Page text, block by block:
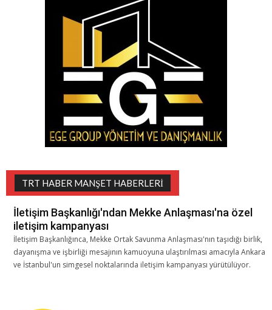
TRT HABER MANŞET HABERLERI
İletişim Başkanlığı'ndan Mekke Anlaşması'na özel
iletişim kampanyası
İletişim Başkanlığınca, Mekke Ortak Savunma Anlaşması'nın taşıdığı birlik,
dayanışma ve işbirliği mesajının kamuoyuna ulaştırılması amacıyla Ankara
ve İstanbul'un simgesel noktalarında iletişim kampanyası yürütülüyor.